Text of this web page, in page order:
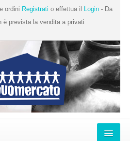
ordini Registrati o effettua il Login- Da
è prevista la vendita a privati